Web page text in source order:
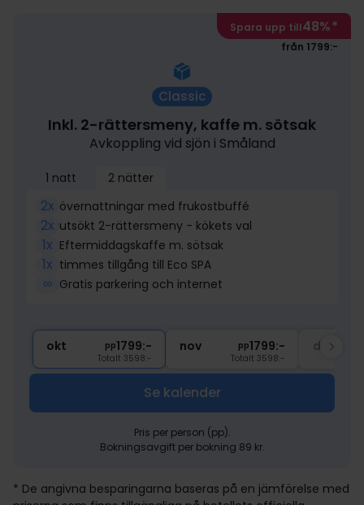
Spara upp till48%*
från 1799:-
Classic
Inkl. 2-rättersmeny, kaffe m. sötsak
Avkoppling vid sjön i Småland
1 natt 2 nätter
2x övernattningar med frukostbuffé
2x utsökt 2-rättersmeny - kökets val
1x Eftermiddagskaffe m. sötsak
1x timmes tillgång till Eco SPA
∞ Gratis parkering och internet
okt pp1799:-
Totalt 3598:-
nov pp1799:-
Totalt 3598:-
dec
Se kalender
Pris per person (pp).
Bokningsavgift per bokning 89 kr.
* De angivna besparingarna baseras på en jämförelse med